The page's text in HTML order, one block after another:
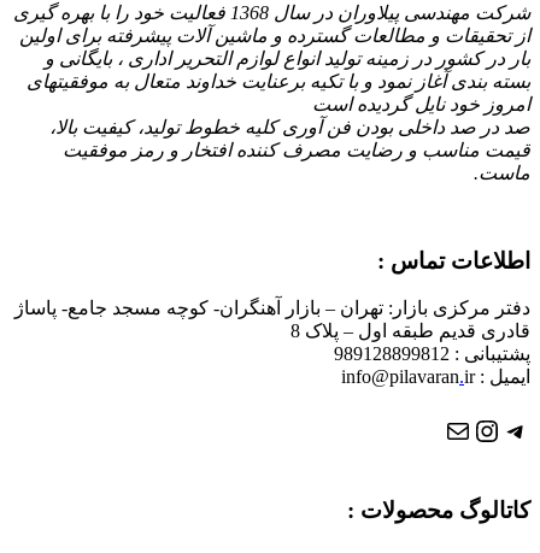
شرکت مهندسی پیلاوران در سال 1368 فعالیت خود را با بهره گیری
از تحقیقات و مطالعات گسترده و ماشین آلات پیشرفته برای اولین
بار در کشور در زمینه تولید انواع لوازم التحریر اداری ، بایگانی و
بسته بندی آغاز نمود و با تكیه برعنایت خداوند متعال به موفقیتهای
امروز خود نایل گردیده است
صد در صد داخلی بودن فن آوری کلیه خطوط تولید، کیفیت بالا،
قیمت مناسب و رضایت مصرف کننده افتخار و رمز موفقیت
ماست.
اطلاعات تماس :
دفتر مرکزی بازار: تهران – بازار آهنگران- کوچه مسجد جامع- پاساژ
قادری قدیم طبقه اول – پلاک 8
پشتیبانی : 989128899812
ایمیل : info@pilavaran .ir
تلگرام
اینستاگرم
ایمیل
کاتالوگ محصولات :